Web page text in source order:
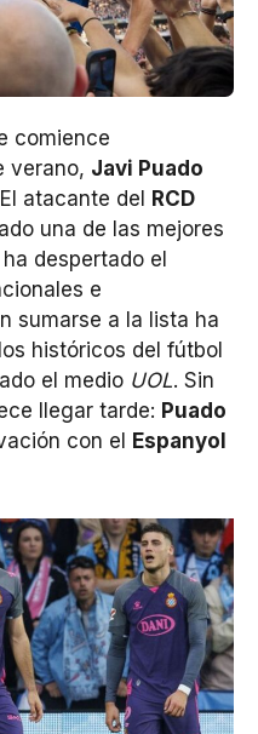
comience
verano, Javi Puado
atacante del
RCD
una de las mejores
despertado el
e
sumarse a la lista ha
históricos del fútbol
el medio UOL. Sin
llegar tarde: Puado
con el
Espanyol